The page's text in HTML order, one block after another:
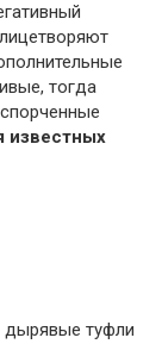
тогда
известных
дырявые туфли